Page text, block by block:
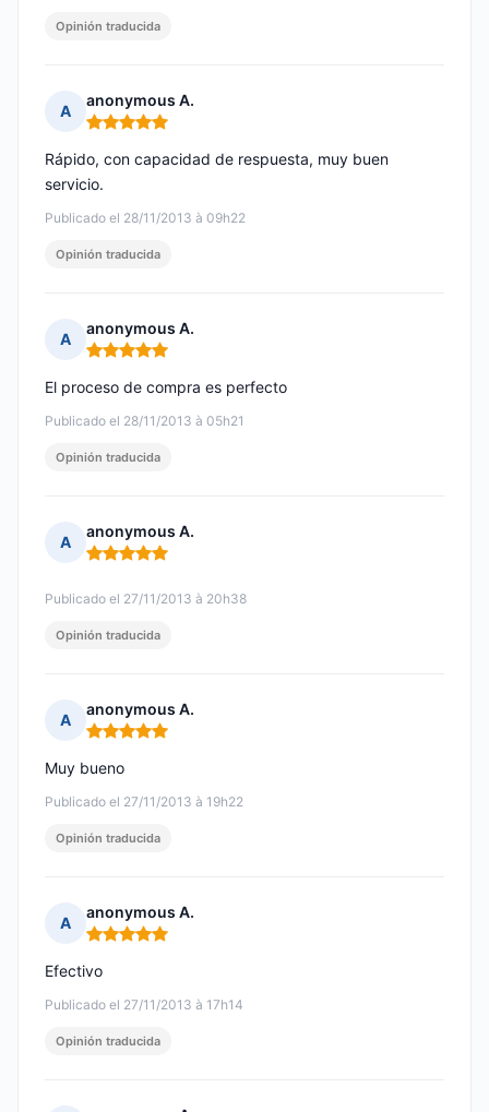
Opinión traducida
A
anonymous A.
Nota: 5 de 5
Publicado el 28/11/2013 à 09h22
Rápido, con capacidad de respuesta, muy buen
servicio.
Opinión traducida
A
anonymous A.
Nota: 5 de 5
Publicado el 28/11/2013 à 05h21
El proceso de compra es perfecto
Opinión traducida
A
anonymous A.
Nota: 5 de 5
Publicado el 27/11/2013 à 20h38
Opinión traducida
A
anonymous A.
Nota: 5 de 5
Publicado el 27/11/2013 à 19h22
Muy bueno
Opinión traducida
A
anonymous A.
Nota: 5 de 5
Publicado el 27/11/2013 à 17h14
Efectivo
Opinión traducida